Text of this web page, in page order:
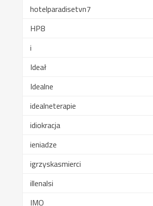
hotelparadisetvn7
HP8
i
Ideał
Idealne
idealneterapie
idiokracja
ieniadze
igrzyskasmierci
illenalsi
IMO